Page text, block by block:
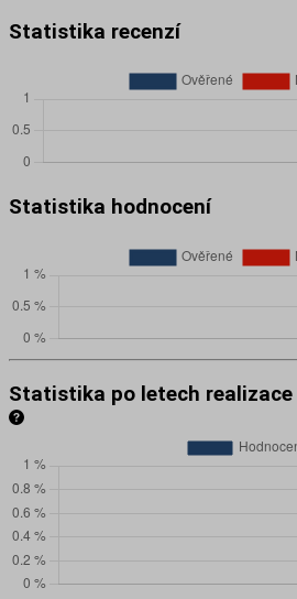
Statistika recenzí
Statistika hodnocení
Statistika po letech realizace